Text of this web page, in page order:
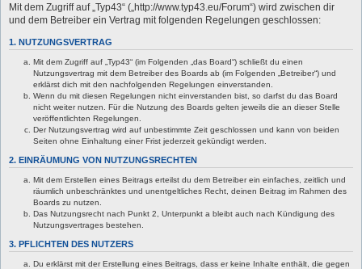
Mit dem Zugriff auf „Typ43“ („http://www.typ43.eu/Forum“) wird zwischen dir
und dem Betreiber ein Vertrag mit folgenden Regelungen geschlossen:
1. NUTZUNGSVERTRAG
Mit dem Zugriff auf „Typ43“ (im Folgenden „das Board“) schließt du einen
Nutzungsvertrag mit dem Betreiber des Boards ab (im Folgenden „Betreiber“) und
erklärst dich mit den nachfolgenden Regelungen einverstanden.
Wenn du mit diesen Regelungen nicht einverstanden bist, so darfst du das Board
nicht weiter nutzen. Für die Nutzung des Boards gelten jeweils die an dieser Stelle
veröffentlichten Regelungen.
Der Nutzungsvertrag wird auf unbestimmte Zeit geschlossen und kann von beiden
Seiten ohne Einhaltung einer Frist jederzeit gekündigt werden.
2. EINRÄUMUNG VON NUTZUNGSRECHTEN
Mit dem Erstellen eines Beitrags erteilst du dem Betreiber ein einfaches, zeitlich und
räumlich unbeschränktes und unentgeltliches Recht, deinen Beitrag im Rahmen des
Boards zu nutzen.
Das Nutzungsrecht nach Punkt 2, Unterpunkt a bleibt auch nach Kündigung des
Nutzungsvertrages bestehen.
3. PFLICHTEN DES NUTZERS
Du erklärst mit der Erstellung eines Beitrags, dass er keine Inhalte enthält, die gegen